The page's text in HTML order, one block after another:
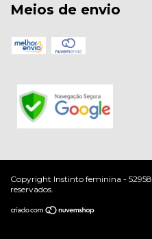
Meios de envio
Copyright Instinto feminina -
reservados.